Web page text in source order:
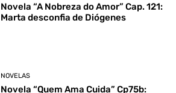
Novela “A Nobreza do Amor” Cap. 121:
Marta desconfia de Diógenes
NOVELAS
Novela “Quem Ama Cuida” Cp75b: